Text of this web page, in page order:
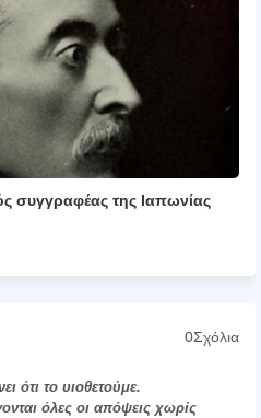
συγγραφέας της Ιαπωνίας
0Σχόλια
ότι το υιοθετούμε.
όλες οι απόψεις χωρίς